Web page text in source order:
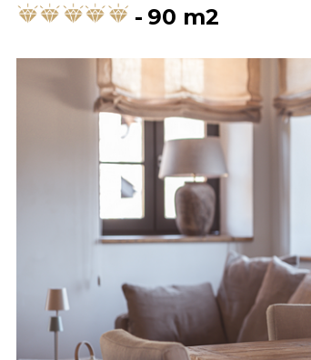
90 m2